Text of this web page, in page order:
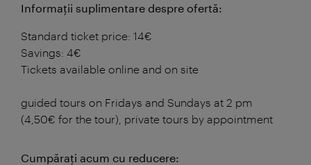
Informații suplimentare despre ofertă:
Standard ticket price: 14€
Savings: 4€
Tickets available online and on site
guided tours on Fridays and Sundays at 2 pm
(4,50€ for the tour), private tours by appointment
Cumpăraţi acum cu reducere: